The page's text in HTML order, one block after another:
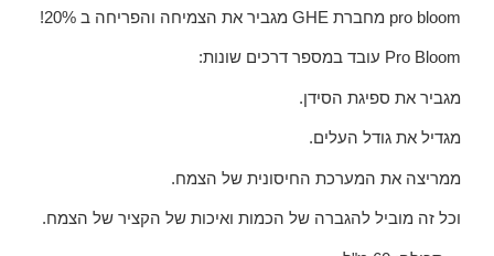
pro bloom מחברת GHE מגביר את הצמיחה והפריחה ב 20%!
Pro Bloom עובד במספר דרכים שונות:
מגביר את ספיגת הסידן.
מגדיל את גודל העלים.
ממריצה את המערכת החיסונית של הצמח.
וכל זה מוביל להגברה של הכמות ואיכות של הקציר של הצמח.